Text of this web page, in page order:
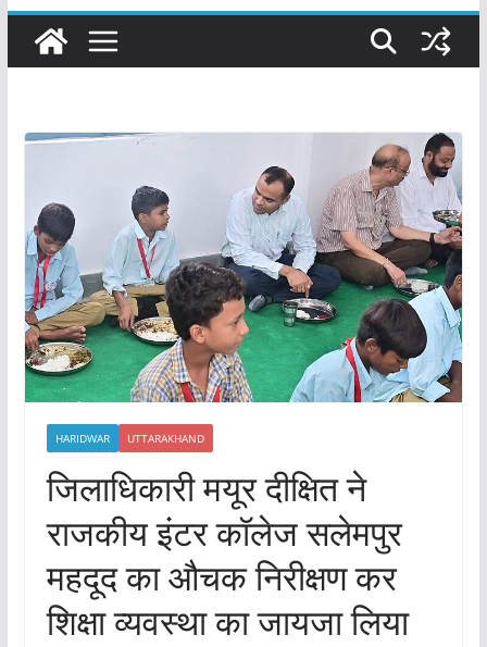
HARIDWAR UTTARAKHAND
जिलाधिकारी मयूर दीक्षित ने
राजकीय इंटर कॉलेज सलेमपुर
महदूद का औचक निरीक्षण कर
शिक्षा व्यवस्था का जायजा लिया